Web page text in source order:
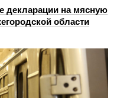
декларации на мясную
области